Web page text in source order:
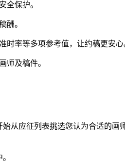
全保护。
酬。
率等多项参考值，让约稿更安心
及稿件。
应征列表挑选您认为合适的画